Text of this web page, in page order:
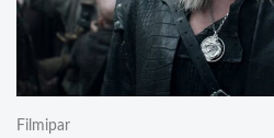
Filmipar